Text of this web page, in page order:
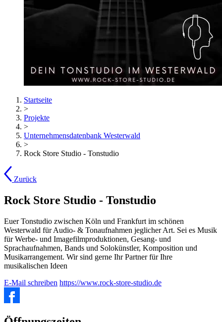
Startseite
>
Projekte
>
Unternehmensdatenbank Westerwald
>
Rock Store Studio - Tonstudio
Zurück
Rock Store Studio - Tonstudio
Euer Tonstudio zwischen Köln und Frankfurt im schönen
Westerwald für Audio- & Tonaufnahmen jeglicher Art. Sei es Musik
für Werbe- und Imagefilmproduktionen, Gesang- und
Sprachaufnahmen, Bands und Solokünstler, Komposition und
Musikarrangement. Wir sind gerne Ihr Partner für Ihre
musikalischen Ideen
E-Mail schreiben https://www.rock-store-studio.de